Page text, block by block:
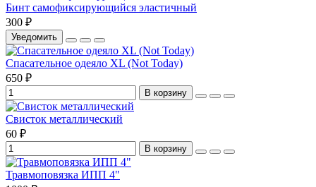
Бинт самофиксирующийся эластичный
300 ₽
Уведомить
Спасательное одеяло XL (Not Today)
650 ₽
В корзину
Свисток металлический
60 ₽
В корзину
Травмоповязка ИПП 4"